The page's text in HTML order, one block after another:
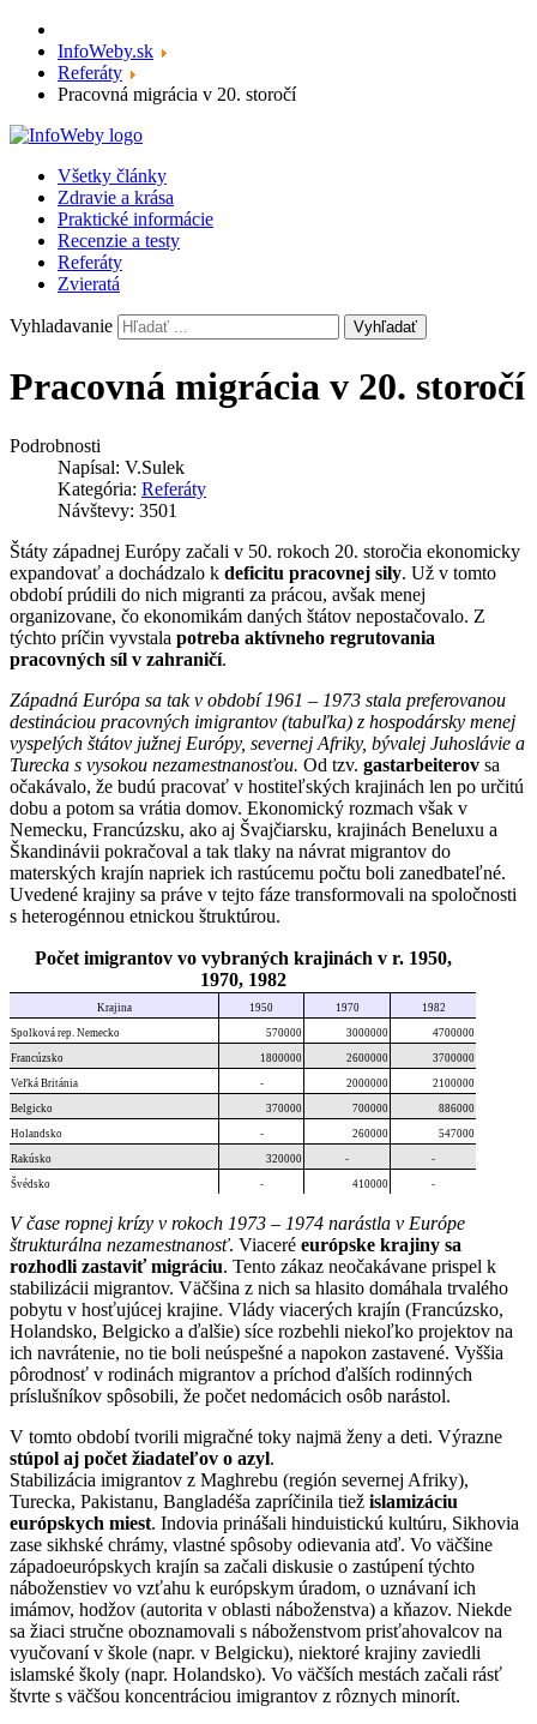
InfoWeby.sk
Referáty
Pracovná migrácia v 20. storočí
Všetky články
Zdravie a krása
Praktické informácie
Recenzie a testy
Referáty
Zvieratá
Vyhladavanie Vyhľadať
Pracovná migrácia v 20. storočí
Podrobnosti
Napísal: V.Sulek
Kategória: Referáty
Návštevy: 3501
Štáty západnej Európy začali v 50. rokoch 20. storočia ekonomicky
expandovať a dochádzalo k deficitu pracovnej sily. Už v tomto
období prúdili do nich migranti za prácou, avšak menej
organizovane, čo ekonomikám daných štátov nepostačovalo. Z
týchto príčin vyvstala potreba aktívneho regrutovania
pracovných síl v zahraničí.
Západná Európa sa tak v období 1961 – 1973 stala preferovanou
destináciou pracovných imigrantov (tabuľka) z hospodársky menej
vyspelých štátov južnej Európy, severnej Afriky, bývalej Juhoslávie a
Turecka s vysokou nezamestnanosťou. Od tzv. gastarbeiterov sa
očakávalo, že budú pracovať v hostiteľských krajinách len po určitú
dobu a potom sa vrátia domov. Ekonomický rozmach však v
Nemecku, Francúzsku, ako aj Švajčiarsku, krajinách Beneluxu a
Škandinávii pokračoval a tak tlaky na návrat migrantov do
materských krajín napriek ich rastúcemu počtu boli zanedbateľné.
Uvedené krajiny sa práve v tejto fáze transformovali na spoločnosti
s heterogénnou etnickou štruktúrou.
Počet imigrantov vo vybraných krajinách v r. 1950,
1970, 1982
Krajina 1950 1970 1982
Spolková rep. Nemecko 570000 3000000 4700000
Francúzsko 1800000 2600000 3700000
Veľká Británia - 2000000 2100000
Belgicko 370000 700000 886000
Holandsko - 260000 547000
Rakúsko 320000 - -
Švédsko - 410000 -
V čase ropnej krízy v rokoch 1973 – 1974 narástla v Európe
štrukturálna nezamestnanosť. Viaceré európske krajiny sa
rozhodli zastaviť migráciu. Tento zákaz neočakávane prispel k
stabilizácii migrantov. Väčšina z nich sa hlasito domáhala trvalého
pobytu v hosťujúcej krajine. Vlády viacerých krajín (Francúzsko,
Holandsko, Belgicko a ďalšie) síce rozbehli niekoľko projektov na
ich navrátenie, no tie boli neúspešné a napokon zastavené. Vyššia
pôrodnosť v rodinách migrantov a príchod ďalších rodinných
príslušníkov spôsobili, že počet nedomácich osôb narástol.
V tomto období tvorili migračné toky najmä ženy a deti. Výrazne
stúpol aj počet žiadateľov o azyl.
Stabilizácia imigrantov z Maghrebu (región severnej Afriky),
Turecka, Pakistanu, Bangladéša zapríčinila tiež islamizáciu
európskych miest. Indovia prinášali hinduistickú kultúru, Sikhovia
zase sikhské chrámy, vlastné spôsoby odievania atď. Vo väčšine
západoeurópskych krajín sa začali diskusie o zastúpení týchto
náboženstiev vo vzťahu k európskym úradom, o uznávaní ich
imámov, hodžov (autorita v oblasti náboženstva) a kňazov. Niekde
sa žiaci stručne oboznamovali s náboženstvom prisťahovalcov na
vyučovaní v škole (napr. v Belgicku), niektoré krajiny zaviedli
islamské školy (napr. Holandsko). Vo väčších mestách začali rásť
štvrte s väčšou koncentráciou imigrantov z rôznych minorít.